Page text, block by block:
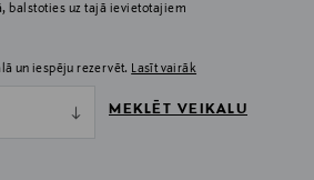
balstoties uz tajā ievietotajiem
un iespēju rezervēt. Lasīt vairāk
MEKLĒT VEIKALU